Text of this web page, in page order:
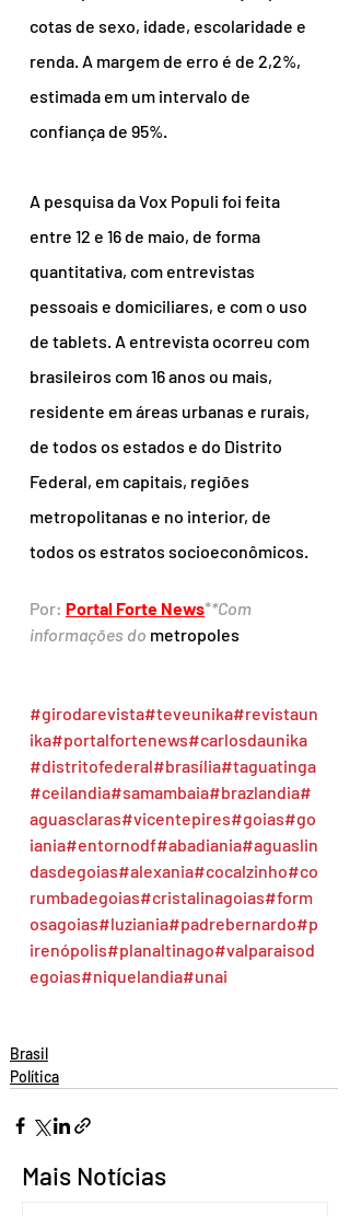
cotas de sexo, idade, escolaridade e
renda. A margem de erro é de 2,2%,
estimada em um intervalo de
confiança de 95%.
A pesquisa da Vox Populi foi feita
entre 12 e 16 de maio, de forma
quantitativa, com entrevistas
pessoais e domiciliares, e com o uso
de tablets. A entrevista ocorreu com
brasileiros com 16 anos ou mais,
residente em áreas urbanas e rurais,
de todos os estados e do Distrito
Federal, em capitais, regiões
metropolitanas e no interior, de
todos os estratos socioeconômicos.
Por: Portal Forte News**Com
informações do metropoles
#girodarevista#teveunika#revistaun
ika#portalfortenews#carlosdaunika
#distritofederal#brasília#taguatinga
#ceilandia#samambaia#brazlandia#
aguasclaras#vicentepires#goias#go
iania#entornodf#abadiania#aguaslin
dasdegoias#alexania#cocalzinho#co
rumbadegoias#cristalinagoias#form
osagoias#luziania#padrebernardo#p
irenópolis#planaltinago#valparaisod
egoias#niquelandia#unai
Brasil
Política
Mais Notícias